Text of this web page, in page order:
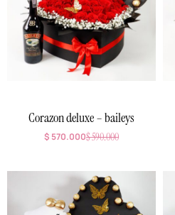
Corazon deluxe – baileys
$590.000
$ 570.000